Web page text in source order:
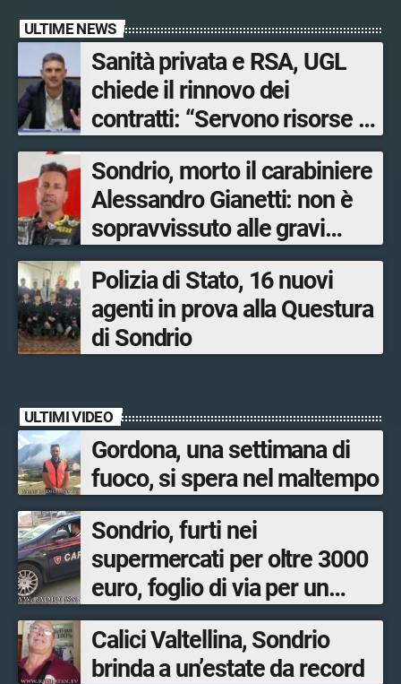
ULTIME NEWS
Sanità privata e RSA, UGL
chiede il rinnovo dei
contratti: “Servono risorse e
salari adeguati”
Sondrio, morto il carabiniere
Alessandro Gianetti: non è
sopravvissuto alle gravi
ustioni
Polizia di Stato, 16 nuovi
agenti in prova alla Questura
di Sondrio
ULTIMI VIDEO
Gordona, una settimana di
fuoco, si spera nel maltempo
Sondrio, furti nei
supermercati per oltre 3000
euro, foglio di via per un
ventinovenne
Calici Valtellina, Sondrio
brinda a un’estate da record